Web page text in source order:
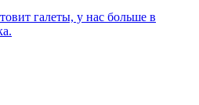
галеты, у нас больше в